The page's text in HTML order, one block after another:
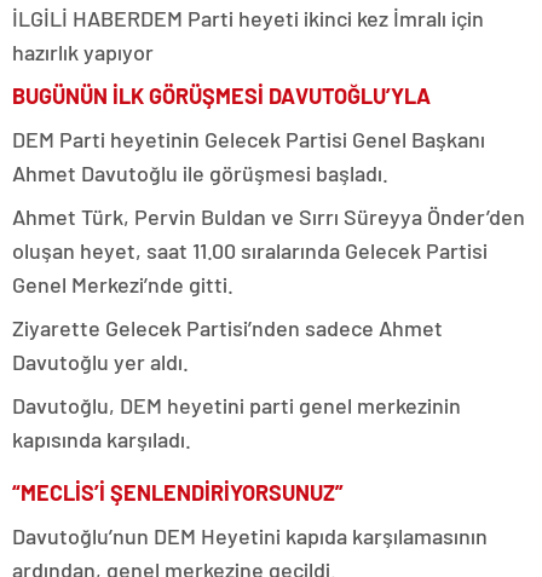
İLGİLİ HABERDEM Parti heyeti ikinci kez İmralı için
hazırlık yapıyor
BUGÜNÜN İLK GÖRÜŞMESİ DAVUTOĞLU’YLA
DEM Parti heyetinin Gelecek Partisi Genel Başkanı
Ahmet Davutoğlu ile görüşmesi başladı.
Ahmet Türk, Pervin Buldan ve Sırrı Süreyya Önder’den
oluşan heyet, saat 11.00 sıralarında Gelecek Partisi
Genel Merkezi’nde gitti.
Ziyarette Gelecek Partisi’nden sadece Ahmet
Davutoğlu yer aldı.
Davutoğlu, DEM heyetini parti genel merkezinin
kapısında karşıladı.
“MECLİS’İ ŞENLENDİRİYORSUNUZ”
Davutoğlu’nun DEM Heyetini kapıda karşılamasının
ardından, genel merkezine geçildi.